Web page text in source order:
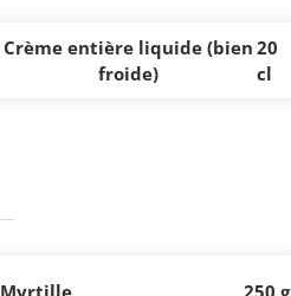
Crème entière liquide (bien
froide)
20
cl
Myrtille 250 g